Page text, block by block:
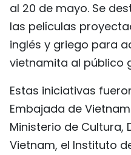
al 20 de mayo. Se
las películas
inglés y griego para
vietnamita al público
Estas iniciativas
Embajada de
Ministerio de Cultura,
Vietnam, el Instituto